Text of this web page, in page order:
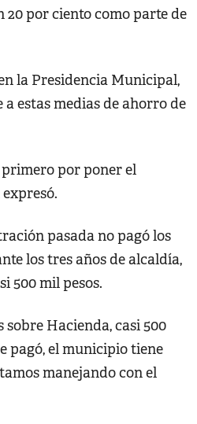
por ciento como parte de
la Presidencia Municipal,
estas medias de ahorro de
por poner el
pasada no pagó los
los tres años de alcaldía,
500 mil pesos.
sobre Hacienda, casi 500
pagó, el municipio tiene
manejando con el